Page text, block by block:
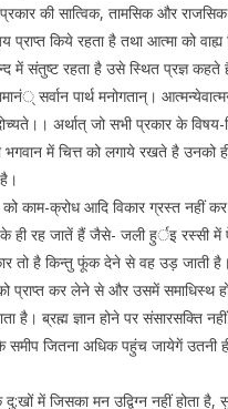
की सात्विक, तामसिक और
प्राप्त किये रहता है तथा आत्मा को वाह्य
में संतुष्ट रहता है उसे स्थित प्रज्ञ कहते
सर्वान पार्थ मनोगतान्।
अर्थात् जो सभी प्रकार के विषय-
भगवान में चित्त को लगाये रखते है उनको
काम-क्रोध आदि विकार ग्रस्त नहीं
ही रह जातें हैं जैसे- जली हुर्इ रस्सी में
तो है किन्तु फूंक देने से वह उड़ जाती
प्राप्त कर लेने से और उसमें समाधिस्थ
है। ब्रह्म ज्ञान होने पर संसारसक्ति
समीप जितना अधिक पहुंच जायेगें उतनी
दु:खों में जिसका मन उद्विग्न नहीं होता है,